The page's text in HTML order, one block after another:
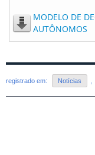
MODELO DE
AUTÔNOMOS
registrado em: Notícias